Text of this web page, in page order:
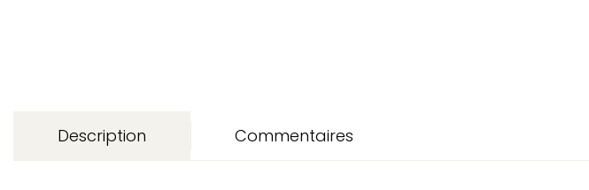
Description Commentaires